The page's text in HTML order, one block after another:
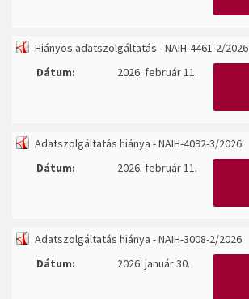
Hiányos adatszolgáltatás - NAIH-4461-2/2026
Dátum:
2026. február 11.
Adatszolgáltatás hiánya - NAIH-4092-3/2026
Dátum:
2026. február 11.
Adatszolgáltatás hiánya - NAIH-3008-2/2026
Dátum:
2026. január 30.